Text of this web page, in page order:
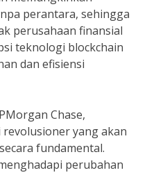
perantara, sehingga
perusahaan finansial
teknologi blockchain
dan efisiensi
Chase,
yang akan
fundamental.
perubahan